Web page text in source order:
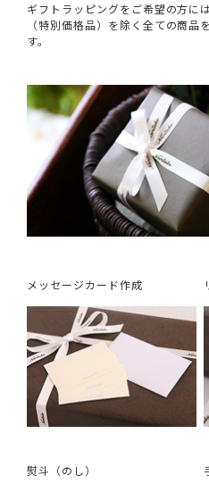
ギフトラッピングをご希望の方に
（特別価格品）を除く全ての商
す。
メッセージカード作成
熨斗（のし）